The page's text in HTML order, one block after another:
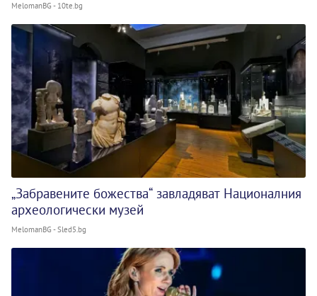
MelomanBG - 10te.bg
„Забравените божества“ завладяват Националния
археологически музей
MelomanBG - Sled5.bg